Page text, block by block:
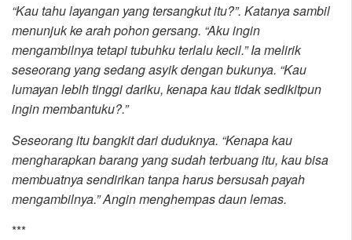
“Kau tahu layangan yang tersangkut itu?”. Katanya sambil
menunjuk ke arah pohon gersang. “Aku ingin
mengambilnya tetapi tubuhku terlalu kecil.” Ia melirik
seseorang yang sedang asyik dengan bukunya. “Kau
lumayan lebih tinggi dariku, kenapa kau tidak sedikitpun
ingin membantuku?.”
Seseorang itu bangkit dari duduknya. “Kenapa kau
mengharapkan barang yang sudah terbuang itu, kau bisa
membuatnya sendirikan tanpa harus bersusah payah
mengambilnya.” Angin menghempas daun lemas.
***